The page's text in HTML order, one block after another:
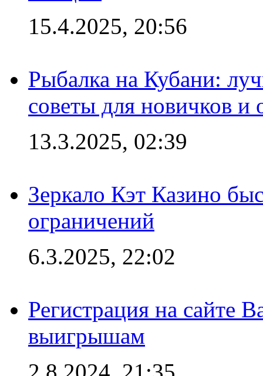
15.4.2025, 20:56
Рыбалка на Кубани:
советы для новичков
13.3.2025, 02:39
Зеркало Кэт Казино
ограничений
6.3.2025, 22:02
Регистрация на сайте
выигрышам